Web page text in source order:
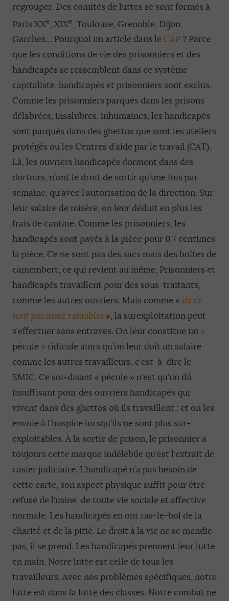
regrouper. Des comités de luttes se sont formés à
Paris XXe, XIXe, Toulouse, Grenoble, Dijon,
Garches… Pourquoi un article dans le CAP? Parce
que les conditions de vie des prisonniers et des
handicapés se ressemblent dans ce système
capitaliste, handicapés et prisonniers sont exclus.
Comme les prisonniers parqués dans les prisons
délabrées, insalubres, inhumaines, les handicapés
sont parqués dans des ghettos que sont les ateliers
protégés ou les Centres d’aide par le travail (CAT).
Là, les ouvriers handicapés dorment dans des
dortoirs, n’ont le droit de sortir qu’une fois par
semaine, qu’avec l’autorisation de la direction. Sur
leur salaire de misère, on leur déduit en plus les
frais de cantine. Comme les prisonniers, les
handicapés sont payés à la pièce pour 0,7 centimes
la pièce. Ce ne sont pas des sacs mais des boîtes de
camembert, ce qui revient au même, Prisonniers et
handicapés travaillent pour des sous-traitants,
comme les autres ouvriers. Mais comme « ils ne
sont pas assez rentables », la surexploitation peut
s’effectuer sans entraves. On leur constitue un «
pécule » ridicule alors qu’on leur doit un salaire
comme les autres travailleurs, c’est-à-dire le
SMIC. Ce soi-disant « pécule » n’est qu’un dû
insuffisant pour des ouvriers handicapés qui
vivent dans des ghettos où ils travaillent : et on les
envoie à l’hospice lorsqu’ils ne sont plus sur-
exploitables. À la sortie de prison, le prisonnier a
toujours cette marque indélébile qu’est l’extrait de
casier judiciaire. L’handicapé n’a pas besoin de
cette carte, son aspect physique suffit pour être
refusé de l’usine, de toute vie sociale et affective
normale. Les handicapés en ont ras-le-bol de la
charité et de la pitié. Le droit à la vie ne se mendie
pas, il se prend. Les handicapés prennent leur lutte
en main. Notre lutte est celle de tous les
travailleurs. Avec nos problèmes spécifiques, notre
lutte est dans la lutte des classes. Notre combat ne